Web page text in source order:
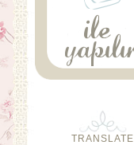
TRANSLATE